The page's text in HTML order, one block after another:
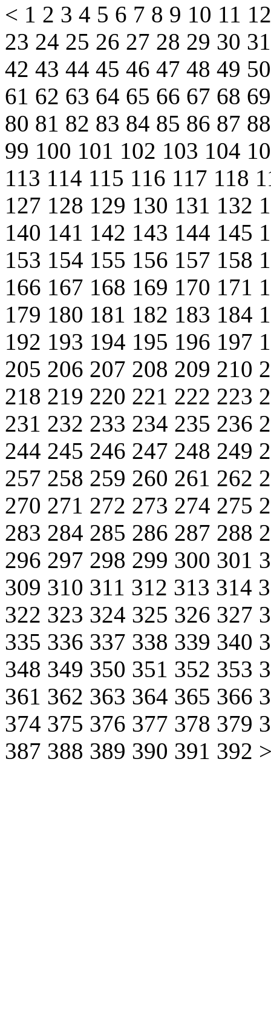
< 1 2 3 4 5 6 7 8 9 10 11
23 24 25 26 27 28 29 30
42 43 44 45 46 47 48 49
61 62 63 64 65 66 67 68
80 81 82 83 84 85 86 87
99 100 101 102 103 104
113 114 115 116 117 118
127 128 129 130 131 132
140 141 142 143 144 145
153 154 155 156 157 158
166 167 168 169 170 171
179 180 181 182 183 184
192 193 194 195 196 197
205 206 207 208 209 210
218 219 220 221 222 223
231 232 233 234 235 236
244 245 246 247 248 249
257 258 259 260 261 262
270 271 272 273 274 275
283 284 285 286 287 288
296 297 298 299 300 301
309 310 311 312 313 314
322 323 324 325 326 327
335 336 337 338 339 340
348 349 350 351 352 353
361 362 363 364 365 366
374 375 376 377 378 379
387 388 389 390 391 392